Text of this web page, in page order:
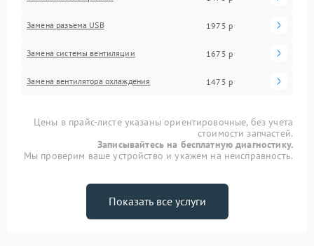
Замена разъема USB 1975 р
Замена системы вентиляции 1675 р
Замена вентилятора охлаждения 1475 р
Цены в прайс-листе указаны ориентировочные, без учета
стоимости запчастей.
Записывайтесь на бесплатную диагностику.
Мы проверим ваше устройство и укажем на неисправность.
Показать все услуги